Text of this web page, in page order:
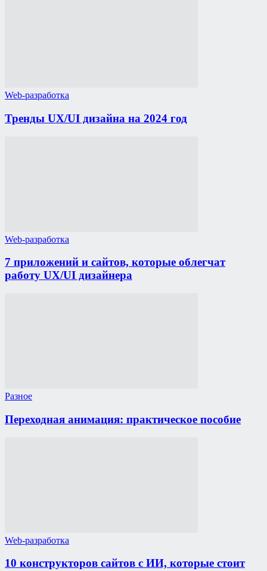
Web-разработка
Тренды UX/UI дизайна на 2024 год
Web-разработка
7 приложений и сайтов, которые облегчат
работу UX/UI дизайнера
Разное
Переходная анимация: практическое пособие
Web-разработка
10 конструкторов сайтов с ИИ, которые стоит